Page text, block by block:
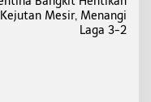
Kejutan Mesir, Menangi
Laga 3-2